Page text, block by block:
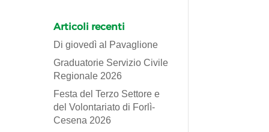
Articoli recenti
Di giovedì al Pavaglione
Graduatorie Servizio Civile
Regionale 2026
Festa del Terzo Settore e
del Volontariato di Forlì-
Cesena 2026